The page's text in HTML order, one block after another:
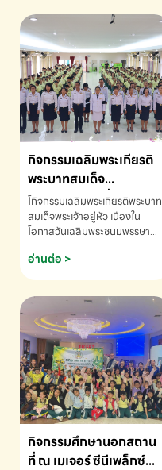
กิจกรรมเฉลิมพระเกียรติ
พระบาทสมเด็จ
พระเจ้าอยู่หัว เนื่องใน
โอกาสวันเฉลิม
พระชนมพรรษา
โกิจกรรมเฉลิมพระเกียรติพระบาท
สมเด็จพระเจ้าอยู่หัว เนื่องใน
โอกาสวันเฉลิมพระชนมพรรษา
ข้อมูลเพิ่มเติม โทร. 075-691910
อ่านต่อ >
กิจกรรมศึกษานอกสถาน
ที่ ณ เมเจอร์ ซีนีเพล็กซ์